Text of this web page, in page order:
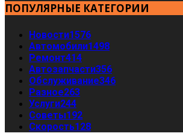
ПОПУЛЯРНЫЕ КАТЕГОРИИ
Новости1576
Автомобили1498
Ремонт414
Автозапчасти356
Обслуживание346
Разное263
Услуги244
Советы192
Скорость128